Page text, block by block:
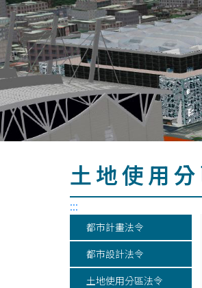
土地使用
:::
都市計畫法令
都市設計法令
土地使用分區法令